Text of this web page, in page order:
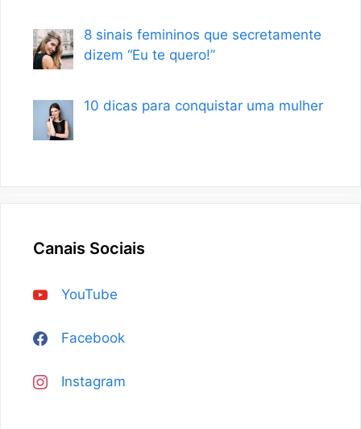
8 sinais femininos que secretamente
dizem “Eu te quero!”
10 dicas para conquistar uma mulher
Canais Sociais
YouTube
Facebook
Instagram